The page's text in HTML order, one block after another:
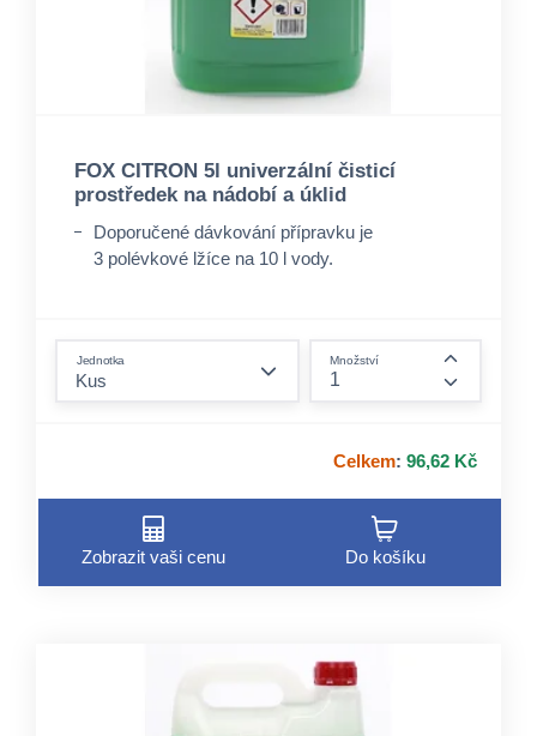
FOX CITRON 5l univerzální čisticí
prostředek na nádobí a úklid
Doporučené dávkování přípravku je
3 polévkové lžíce na 10 l vody.
Jednotka Množství
Celkem: 96,62 Kč
Zobrazit vaši cenu Do košíku